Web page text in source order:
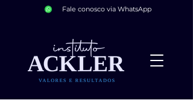
Fale conosco via WhatsApp